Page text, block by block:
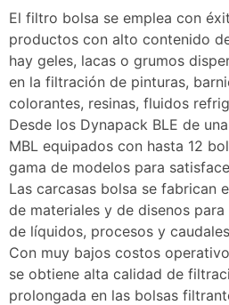
El filtro bolsa se emplea con
productos con alto contenido
hay geles, lacas o grumos
en la filtración de pinturas,
colorantes, resinas, fluidos
Desde los Dynapack BLE de
MBL equipados con hasta 12
gama de modelos para
Las carcasas bolsa se fabrican
de materiales y de disenos
de líquidos, procesos y
Con muy bajos costos
se obtiene alta calidad de
prolongada en las bolsas